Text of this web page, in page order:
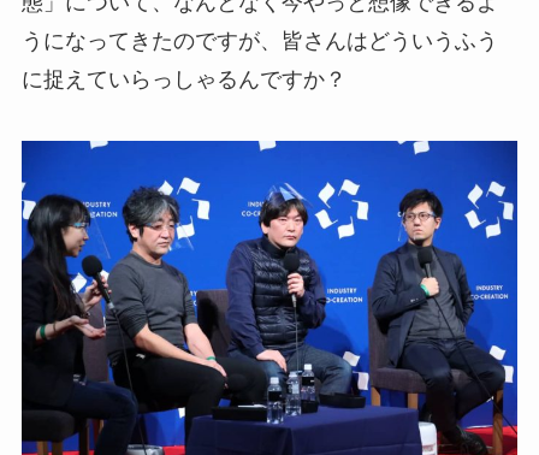
うになってきたのですが、皆さんはどういうふう
に捉えていらっしゃるんですか？